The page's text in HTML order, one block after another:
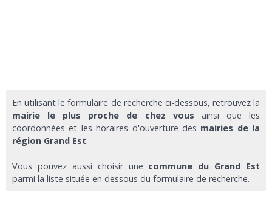
En utilisant le formulaire de recherche ci-dessous, retrouvez la
mairie le plus proche de chez vous ainsi que les
coordonnées et les horaires d'ouverture des mairies de la
région Grand Est.
Vous pouvez aussi choisir une commune du Grand Est
parmi la liste située en dessous du formulaire de recherche.